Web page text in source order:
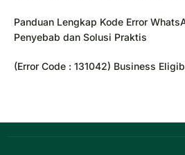
Panduan Lengkap Kode Error
Penyebab dan Solusi Praktis
(Error Code : 131042) Business